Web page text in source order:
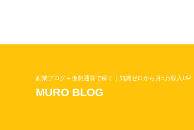
副業ブログ＋仮想通貨で稼ぐ｜知識ゼロから月5万収入UP
MURO BLOG